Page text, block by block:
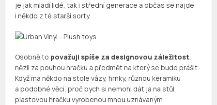
je jak mladí lidé, tak i střední generace a občas se najde
i někdo z té starší sorty.
Osobně to považuji spíše za designovou záležitost,
nězli za pouhou hračku a předmět na který se bude prášit.
Když má někdo na stole vázy, hrnky, různou keramiku
a podobné věci, proč bych si nemohl dát já na stůl
plastovou hračku vyrobenou mnou uznávaným